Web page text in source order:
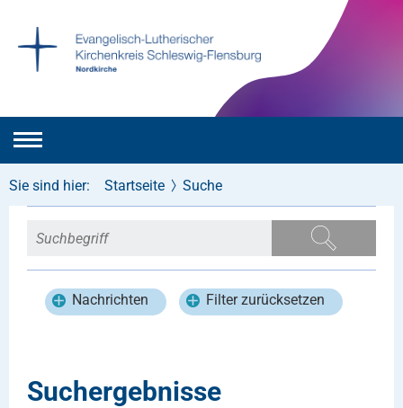
Sie sind hier: Startseite Suche
Nachrichten Filter zurücksetzen
Suchergebnisse